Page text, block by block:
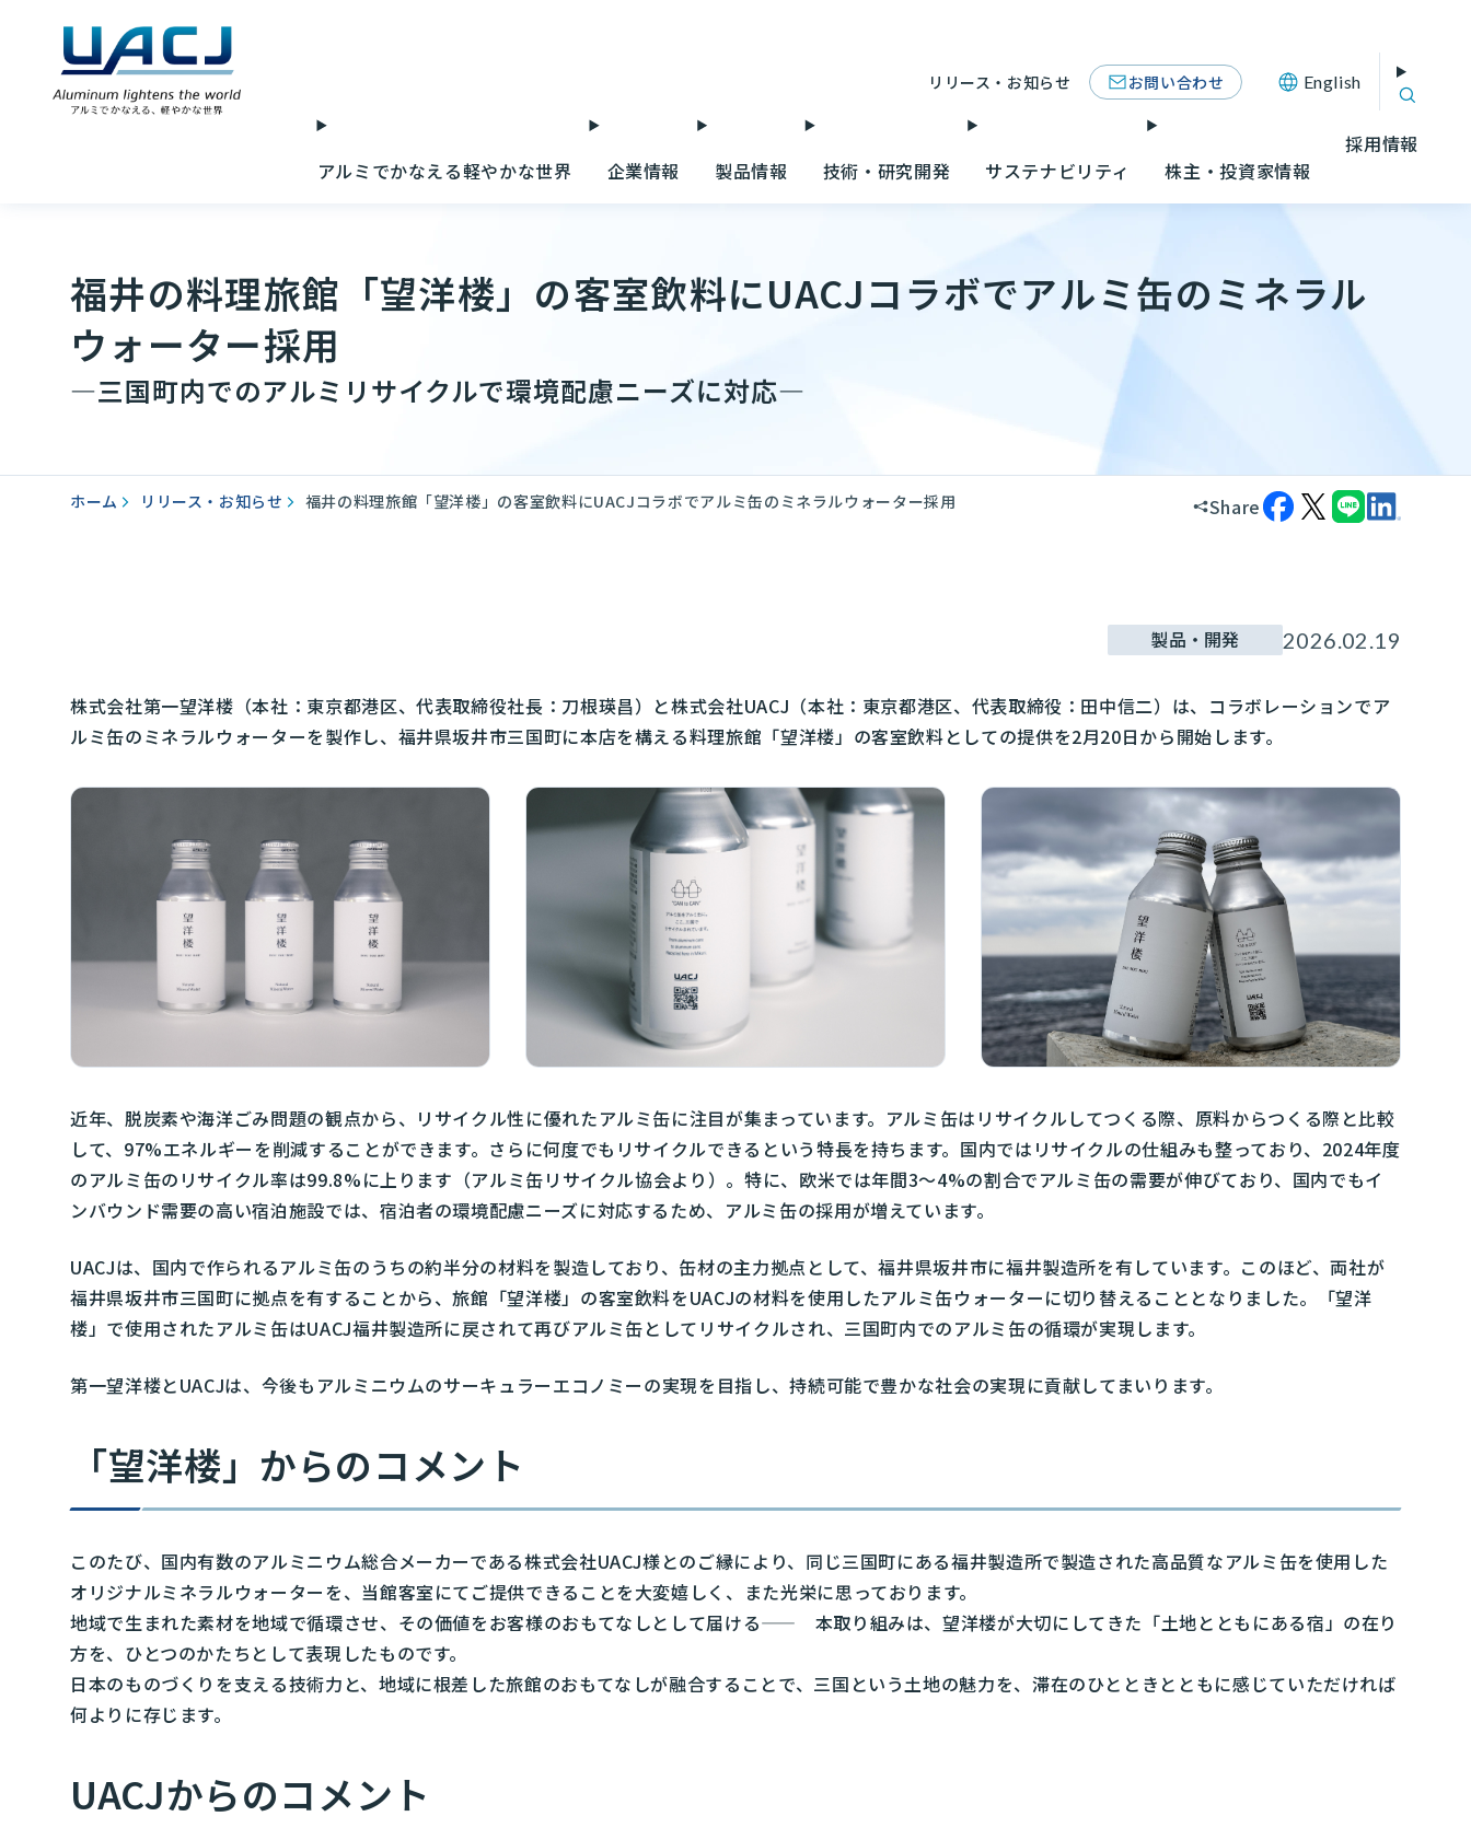
リリース・お知らせ お問い合わせ English
アルミでかなえる軽やかな世界 企業情報 製品情報 技術・研究開発 サステナビリティ 株主・投資家情報
採用情報
福井の料理旅館「望洋楼」の客室飲料にUACJコラボでアルミ缶のミネラル
ウォーター採用
—三国町内でのアルミリサイクルで環境配慮ニーズに対応—
ホーム リリース・お知らせ 福井の料理旅館「望洋楼」の客室飲料にUACJコラボでアルミ缶のミネラルウォーター採用 Share
製品・開発 2026.02.19
株式会社第一望洋楼（本社：東京都港区、代表取締役社長：刀根瑛昌）と株式会社UACJ（本社：東京都港区、代表取締役：田中信二）は、コラボレーションでア
ルミ缶のミネラルウォーターを製作し、福井県坂井市三国町に本店を構える料理旅館「望洋楼」の客室飲料としての提供を2月20日から開始します。
近年、脱炭素や海洋ごみ問題の観点から、リサイクル性に優れたアルミ缶に注目が集まっています。アルミ缶はリサイクルしてつくる際、原料からつくる際と比較
して、97%エネルギーを削減することができます。さらに何度でもリサイクルできるという特長を持ちます。国内ではリサイクルの仕組みも整っており、2024年度
のアルミ缶のリサイクル率は99.8%に上ります（アルミ缶リサイクル協会より）。特に、欧米では年間3～4%の割合でアルミ缶の需要が伸びており、国内でもイ
ンバウンド需要の高い宿泊施設では、宿泊者の環境配慮ニーズに対応するため、アルミ缶の採用が増えています。
UACJは、国内で作られるアルミ缶のうちの約半分の材料を製造しており、缶材の主力拠点として、福井県坂井市に福井製造所を有しています。このほど、両社が
福井県坂井市三国町に拠点を有することから、旅館「望洋楼」の客室飲料をUACJの材料を使用したアルミ缶ウォーターに切り替えることとなりました。「望洋
楼」で使用されたアルミ缶はUACJ福井製造所に戻されて再びアルミ缶としてリサイクルされ、三国町内でのアルミ缶の循環が実現します。
第一望洋楼とUACJは、今後もアルミニウムのサーキュラーエコノミーの実現を目指し、持続可能で豊かな社会の実現に貢献してまいります。
「望洋楼」からのコメント
このたび、国内有数のアルミニウム総合メーカーである株式会社UACJ様とのご縁により、同じ三国町にある福井製造所で製造された高品質なアルミ缶を使用した
オリジナルミネラルウォーターを、当館客室にてご提供できることを大変嬉しく、また光栄に思っております。
地域で生まれた素材を地域で循環させ、その価値をお客様のおもてなしとして届ける—— 本取り組みは、望洋楼が大切にしてきた「土地とともにある宿」の在り
方を、ひとつのかたちとして表現したものです。
日本のものづくりを支える技術力と、地域に根差した旅館のおもてなしが融合することで、三国という土地の魅力を、滞在のひとときとともに感じていただければ
何よりに存じます。
UACJからのコメント